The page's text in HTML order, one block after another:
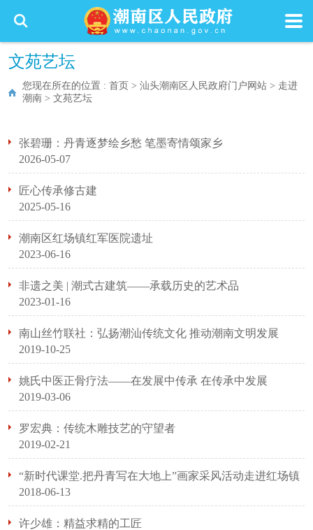
文苑艺坛
您现在所在的位置 : 首页 > 汕头潮南区人民政府门户网站 > 走进
潮南 > 文苑艺坛
张碧珊：丹青逐梦绘乡愁 笔墨寄情颂家乡
2026-05-07
匠心传承修古建
2025-05-16
潮南区红场镇红军医院遗址
2023-06-16
非遗之美 | 潮式古建筑——承载历史的艺术品
2023-01-16
南山丝竹联社：弘扬潮汕传统文化 推动潮南文明发展
2019-10-25
姚氏中医正骨疗法——在发展中传承 在传承中发展
2019-03-06
罗宏典：传统木雕技艺的守望者
2019-02-21
“新时代课堂.把丹青写在大地上”画家采风活动走进红场镇
2018-06-13
许少雄：精益求精的工匠